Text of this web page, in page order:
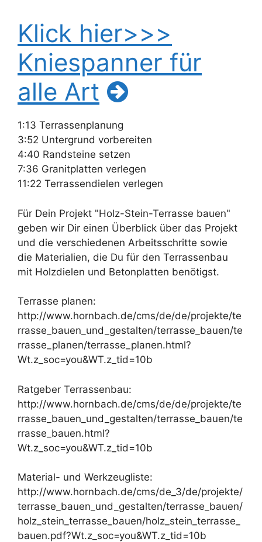
Klick hier>>>
Kniespanner für
alle Art
1:13 Terrassenplanung
3:52 Untergrund vorbereiten
4:40 Randsteine setzen
7:36 Granitplatten verlegen
11:22 Terrassendielen verlegen
Für Dein Projekt "Holz-Stein-Terrasse bauen"
geben wir Dir einen Überblick über das Projekt
und die verschiedenen Arbeitsschritte sowie
die Materialien, die Du für den Terrassenbau
mit Holzdielen und Betonplatten benötigst.
Terrasse planen:
http://www.hornbach.de/cms/de/de/projekte/te
rrasse_bauen_und_gestalten/terrasse_bauen/te
rrasse_planen/terrasse_planen.html?
Wt.z_soc=you&WT.z_tid=10b
Ratgeber Terrassenbau:
http://www.hornbach.de/cms/de/de/projekte/te
rrasse_bauen_und_gestalten/terrasse_bauen/te
rrasse_bauen.html?
Wt.z_soc=you&WT.z_tid=10b
Material- und Werkzeugliste:
http://www.hornbach.de/cms/de_3/de/projekte/
terrasse_bauen_und_gestalten/terrasse_bauen/
holz_stein_terrasse_bauen/holz_stein_terrasse_
bauen.pdf?Wt.z_soc=you&WT.z_tid=10b